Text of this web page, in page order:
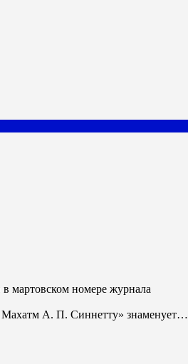
Махатм А. П. Синнетту» знаменует…